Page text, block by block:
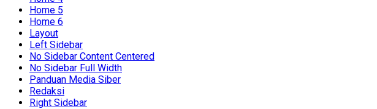
Home 5
Home 6
Layout
Left Sidebar
No Sidebar Content Centered
No Sidebar Full Width
Panduan Media Siber
Redaksi
Right Sidebar